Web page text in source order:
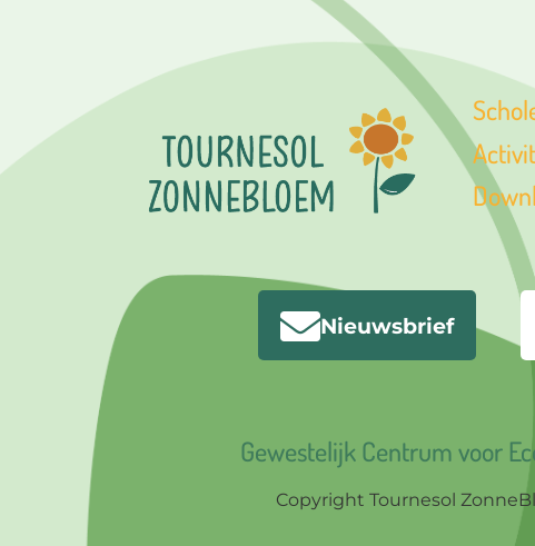
Nieuwsbrief
Gewestelijk Centrum voor
Copyright Tournesol